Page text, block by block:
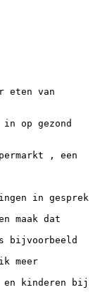
eten van
op gezond
, een
in gesprek
maak dat
bijvoorbeeld
meer
en kinderen bij